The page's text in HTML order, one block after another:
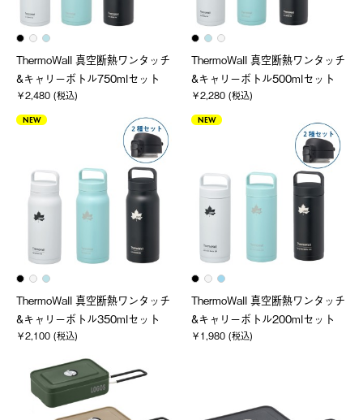
ThermoWall 真空断熱ワンタッチ
&キャリーボトル750mlセット
￥2,480 (税込)
ThermoWall 真空断熱ワンタッチ
&キャリーボトル500mlセット
￥2,280 (税込)
NEW
ThermoWall 真空断熱ワンタッチ
&キャリーボトル350mlセット
￥2,100 (税込)
NEW
ThermoWall 真空断熱ワンタッチ
&キャリーボトル200mlセット
￥1,980 (税込)